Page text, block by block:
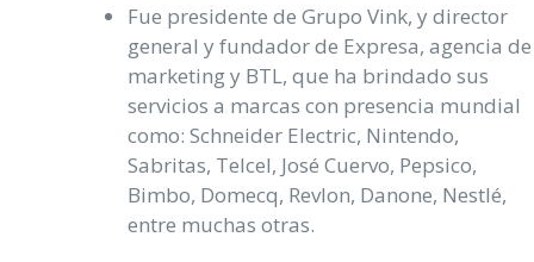
Fue presidente de Grupo Vink, y director
general y fundador de Expresa, agencia de
marketing y BTL, que ha brindado sus
servicios a marcas con presencia mundial
como: Schneider Electric, Nintendo,
Sabritas, Telcel, José Cuervo, Pepsico,
Bimbo, Domecq, Revlon, Danone, Nestlé,
entre muchas otras.